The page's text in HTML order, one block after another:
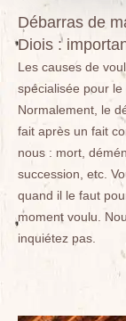
Débarras de
Diois :
Les causes de
spécialisée pour le
Normalement, le
fait après un fait
nous : mort,
succession, etc.
quand il le faut
moment voulu.
inquiétez pas.